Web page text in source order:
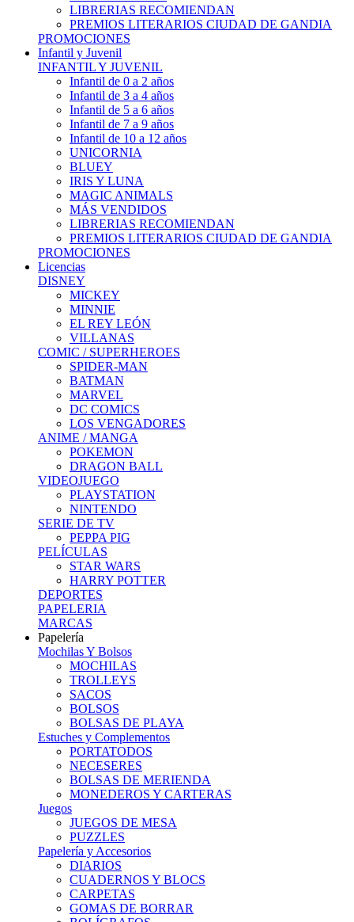
LIBRERIAS RECOMIENDAN
PREMIOS LITERARIOS CIUDAD DE GANDIA
PROMOCIONES
Infantil y Juvenil
INFANTIL Y JUVENIL
Infantil de 0 a 2 años
Infantil de 3 a 4 años
Infantil de 5 a 6 años
Infantil de 7 a 9 años
Infantil de 10 a 12 años
UNICORNIA
BLUEY
IRIS Y LUNA
MAGIC ANIMALS
MÁS VENDIDOS
LIBRERIAS RECOMIENDAN
PREMIOS LITERARIOS CIUDAD DE GANDIA
PROMOCIONES
Licencias
DISNEY
MICKEY
MINNIE
EL REY LEÓN
VILLANAS
COMIC / SUPERHEROES
SPIDER-MAN
BATMAN
MARVEL
DC COMICS
LOS VENGADORES
ANIME / MANGA
POKEMON
DRAGON BALL
VIDEOJUEGO
PLAYSTATION
NINTENDO
SERIE DE TV
PEPPA PIG
PELÍCULAS
STAR WARS
HARRY POTTER
DEPORTES
PAPELERIA
MARCAS
Papelería
Mochilas Y Bolsos
MOCHILAS
TROLLEYS
SACOS
BOLSOS
BOLSAS DE PLAYA
Estuches y Complementos
PORTATODOS
NECESERES
BOLSAS DE MERIENDA
MONEDEROS Y CARTERAS
Juegos
JUEGOS DE MESA
PUZZLES
Papelería y Accesorios
DIARIOS
CUADERNOS Y BLOCS
CARPETAS
GOMAS DE BORRAR